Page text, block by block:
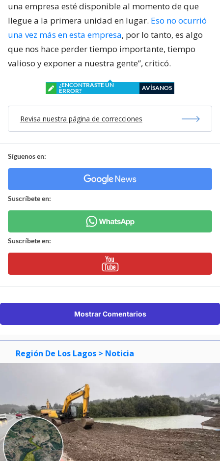
una empresa esté disponible al momento de que
llegue a la primera unidad en lugar. Eso no ocurrió
una vez más en esta empresa, por lo tanto, es algo
que nos hace perder tiempo importante, tiempo
valioso y exponer a nuestra gente”, criticó.
¿ENCONTRASTE UN
ERROR?
AVÍSANOS
Revisa nuestra página de correcciones
Síguenos en:
Suscríbete en:
Suscríbete en:
Mostrar Comentarios
Región De Los Lagos > Noticia